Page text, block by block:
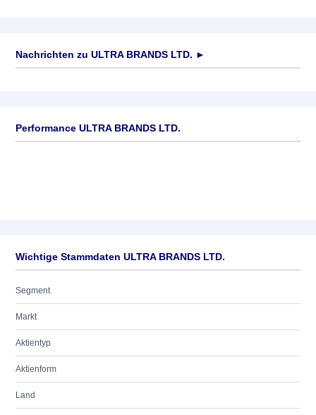
Nachrichten zu ULTRA BRANDS LTD. ►
Performance ULTRA BRANDS LTD.
Wichtige Stammdaten ULTRA BRANDS LTD.
Segment
Markt
Aktientyp
Aktienform
Land